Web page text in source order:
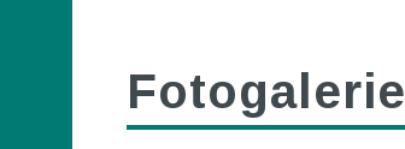
Fotogalerie